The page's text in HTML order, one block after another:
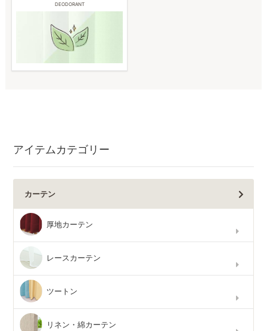
DEODORANT
アイテムカテゴリー
カーテン
厚地カーテン
レースカーテン
ツートン
リネン・綿カーテン